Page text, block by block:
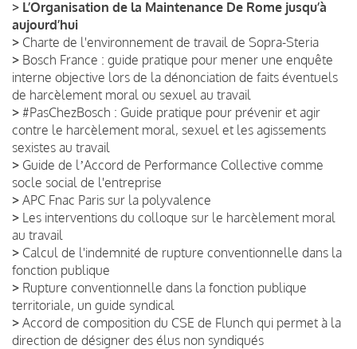
> L’Organisation de la Maintenance De Rome jusqu’à
aujourd’hui
> Charte de l'environnement de travail de Sopra-Steria
> Bosch France : guide pratique pour mener une enquête
interne objective lors de la dénonciation de faits éventuels
de harcèlement moral ou sexuel au travail
> #PasChezBosch : Guide pratique pour prévenir et agir
contre le harcèlement moral, sexuel et les agissements
sexistes au travail
> Guide de lʼAccord de Performance Collective comme
socle social de l'entreprise
> APC Fnac Paris sur la polyvalence
> Les interventions du colloque sur le harcèlement moral
au travail
> Calcul de l'indemnité de rupture conventionnelle dans la
fonction publique
> Rupture conventionnelle dans la fonction publique
territoriale, un guide syndical
> Accord de composition du CSE de Flunch qui permet à la
direction de désigner des élus non syndiqués